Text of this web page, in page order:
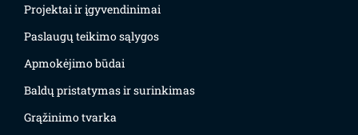
Projektai ir įgyvendinimai
Paslaugų teikimo sąlygos
Apmokėjimo būdai
Baldų pristatymas ir surinkimas
Grąžinimo tvarka